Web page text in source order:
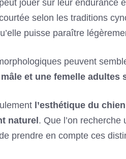
jouer sur leur endurance
selon les traditions
puisse paraître
peuvent
et une femelle adultes
l’esthétique du chien
naturel . Que l’on
prendre en compte ces